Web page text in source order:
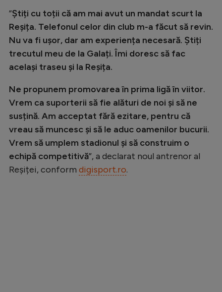
Formula 1
Gimnastică
Auto
Rugby
Ciclism
Alte sporturi
JO 2024
JO 2026
”Știți cu toții că am mai avut un mandat scurt la
Reșița. Telefonul celor din club m-a făcut să revin.
Nu va fi ușor, dar am experiența necesară. Știți
trecutul meu de la Galați. Îmi doresc să fac
același traseu și la Reșița.
Ne propunem promovarea în prima ligă în viitor.
Vrem ca suporterii să fie alături de noi și să ne
susțină. Am acceptat fără ezitare, pentru că
vreau să muncesc și să le aduc oamenilor bucurii.
Vrem să umplem stadionul și să construim o
echipă competitivă”, a declarat noul antrenor al
Reșiței, conform digisport.ro.